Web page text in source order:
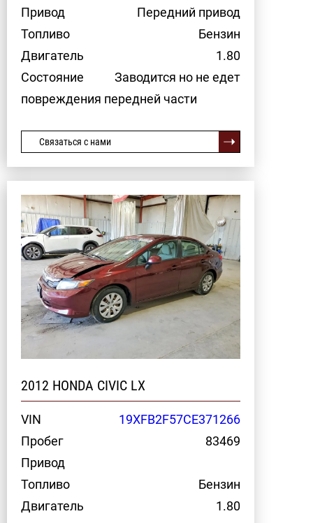
Привод
Передний привод
Топливо
Бензин
Двигатель
1.80
Состояние
Заводится но не едет
повреждения передней части
Связаться с нами
2012 HONDA CIVIC LX
VIN
19XFB2F57CE371266
Пробег
83469
Привод
Топливо
Бензин
Двигатель
1.80